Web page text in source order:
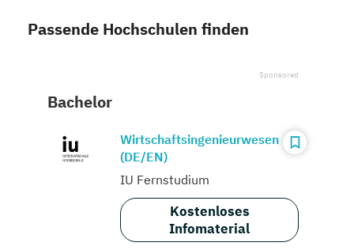
Passende Hochschulen finden
Bachelor
Wirtschaftsingenieurwesen
(DE/EN)
IU Fernstudium
Kostenloses
Infomaterial